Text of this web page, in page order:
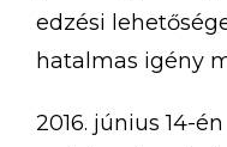
edzési
hatalmas igény
2016. június 14-